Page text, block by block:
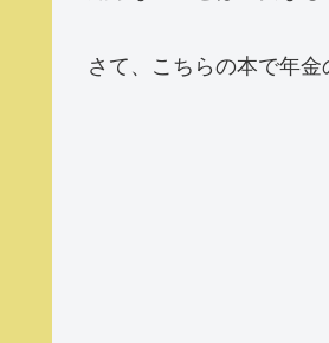
さて、こちらの本で年